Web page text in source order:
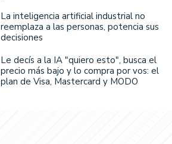
La inteligencia artificial industrial no
reemplaza a las personas, potencia sus
decisiones
Le decís a la IA "quiero esto", busca el
precio más bajo y lo compra por vos: el
plan de Visa, Mastercard y MODO